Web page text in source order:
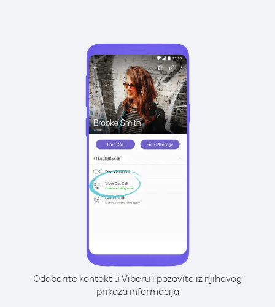
Odaberite kontakt u Viberu i pozovite iz njihovog
prikaza informacija